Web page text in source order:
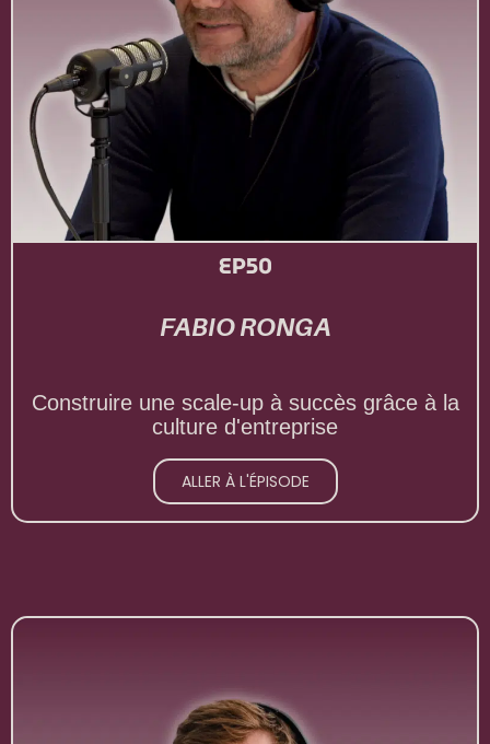
EP50
FABIO RONGA
Construire une scale-up à succès grâce à la
culture d'entreprise
ALLER À L'ÉPISODE